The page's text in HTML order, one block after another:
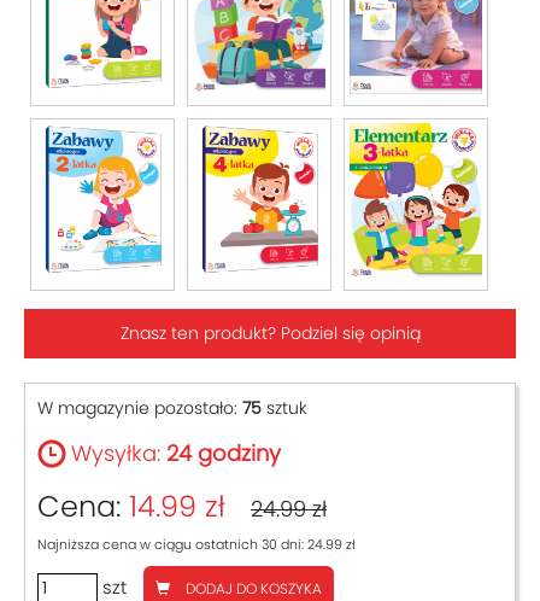
Znasz ten produkt? Podziel się opinią
W magazynie pozostało: 75 sztuk
Wysyłka: 24 godziny
Cena: 14.99 zł 24.99 zł
Najniższa cena w ciągu ostatnich 30 dni: 24.99 zł
szt DODAJ DO KOSZYKA